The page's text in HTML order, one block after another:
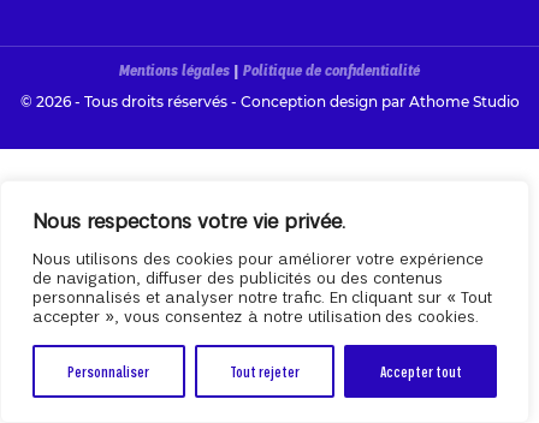
Nous respectons votre vie privée.
Nous utilisons des cookies pour améliorer votre expérience
de navigation, diffuser des publicités ou des contenus
personnalisés et analyser notre trafic. En cliquant sur « Tout
accepter », vous consentez à notre utilisation des cookies.
Personnaliser Tout rejeter Accepter tout
Mentions légales | Politique de confidentialité
© 2026 - Tous droits réservés - Conception design par Athome Studio